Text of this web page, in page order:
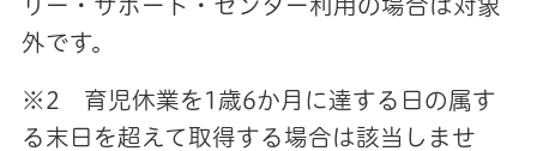
リー・サポート・センター利用の場合は対象
外です。
※2 育児休業を1歳6か月に達する日の属す
る末日を超えて取得する場合は該当しませ